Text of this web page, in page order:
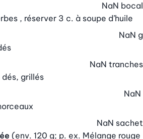
, réserver 3 c. à soupe d’huile
NaN bocal
NaN g
dés, grillés
NaN tranches
NaN
(env. 120 g; p. ex. Mélange rouge
NaN sachet